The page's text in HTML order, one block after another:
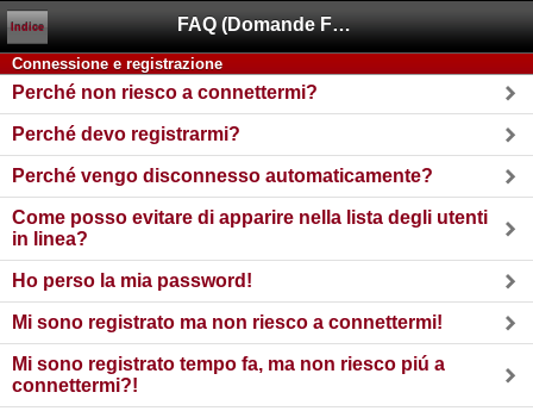
FAQ (Domande Frequenti)
Indice
Connessione e registrazione
Perché non riesco a connettermi?
Perché devo registrarmi?
Perché vengo disconnesso automaticamente?
Come posso evitare di apparire nella lista degli utenti
in linea?
Ho perso la mia password!
Mi sono registrato ma non riesco a connettermi!
Mi sono registrato tempo fa, ma non riesco piú a
connettermi?!